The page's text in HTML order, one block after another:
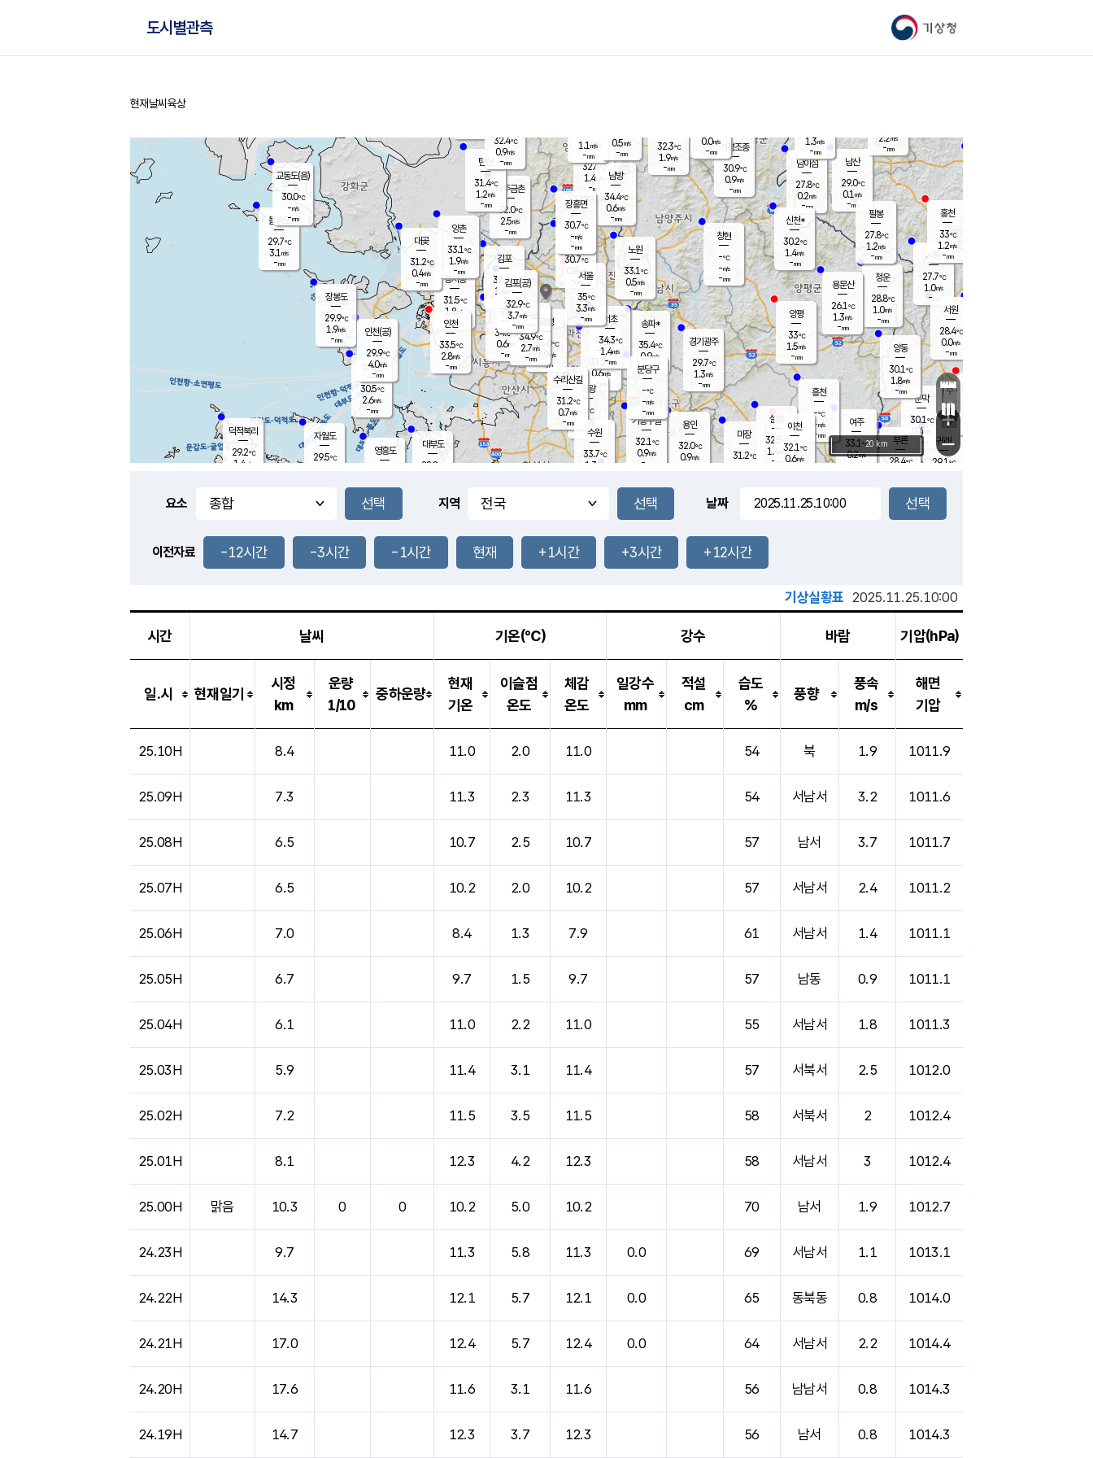
기상청
도시별관측
홈
현재날씨 육상
풍도
2.5m/s
문막
30.1℃
0.4m/s
mm
남이섬
27.8℃
0.2m/s
-mm
무의도
30.5℃
2.6m/s
-mm
영흥도
볼음도
29.7℃
3.1 m/s
-mm
자월도
29.5℃
양주
32.6℃
1.4
-mm
부론
28.4℃
과천
31.2℃
0.6m/s
- mm
남산
29.0℃
0.1 m/s
-mm
장봉도
29.9℃
1.9m/s
-mm
-mm
청운
28.8℃
1.0m/s
-mm
팔봉
27.8℃
1.2m/s
-mm
-mm
용인
32.0℃
0.9m/s
여주
33.1℃
0.2m/s
양동
30.1℃
1.8m/s
-mm
경기광주
29.7℃
1.3m/s
-mm
장호원
1.3m/s
-mm
30.9
℃
대부도
28.8
-
경서동
31.5℃
1.8 m/s
-mm
파주금촌
32.0℃
2.5m/s
-mm
가평조종
30.9℃
0.9m/s
-mm
32.3℃
1.9m/s
-mm
대곶
31.2℃
0.4m/s
-mm
신천*
30.2℃
1.4m/s
-mm
창현
-℃
-m/s
-mm
탄현
31.4℃
1.2m/s
-mm
0.0m/s
-mm
34.2℃
1.6m/s
-mm
흥천
-℃
-m/s
-mm
마장
31.2℃
의왕
- ℃
m/s
mm
김포
32.6℃
1.4 m/s
mm
설봉
32.5
1.4 m/s
- mm
광명
35.0
℃
1.9 m/s
-mm
부천
34.0℃
0.6m/s
-mm
-mm
양촌
33.1℃
1.9m/s
-mm
구로
34.9℃
2.7m/s
-mm
은평
30.7℃
0.9 m/s
- mm
노원
33.1℃
0.5m/s
-mm
송파*
35.4℃
0.9m/s
-mm
서초
34.3℃
1.4m/s
-mm
남방
34.4℃
0.6m/s
-mm
기흥구갈
32.1℃
0.9m/s
-
수리산길
31.2℃
0.7m/s
-mm
분당구
-℃
-m/s
-mm
장흥면
30.7℃
-m/s
-mm
1.1 m/s
-mm
시동
27.7℃
1.0m/s
- mm
귀래
29.1 ℃
서원
28.4℃
0.0m/s
-mm
용문산
26.1℃
1.3m/s
-mm
덕적북리
29.2℃
1.4 m/s
인천(공)
29.9℃
4.0m/s
-mm
김포(공)
32.9℃
3.7m/s
-mm
교동도(음)
30.0℃
-m/s
-mm
홍천
33℃
1.2m/s
-mm
이천
32.1℃
0.6m/s
양평
33℃
1.5m/s
-mm
수원
33.7℃
1.3 m/s
인천
33.5℃
2.8m/s
-mm
서울
35℃
3.3m/s
-mm
2.2m/s
-mm
32.4℃
0.9m/s
-mm
0.5m/s
-mm
+
−
20 km
요소 지역 날짜
이전자료 -12시간 -3시간 -1시간 현재 +1시간 +3시간 +12시간
기상실황표 2025.11.25.10:00
시간 날씨 기온(℃) 강수 바람 기압(hPa)
일.시 현재일기
시정
km
운량
1/10
중하운량
현재
기온
이슬점
온도
체감
온도
일강수
mm
적설
cm
습도
%
풍향
풍속
m/s
해면
기압
25.10H 8.4 11.0 2.0 11.0 54 북 1.9 1011.9
25.09H 7.3 11.3 2.3 11.3 54 서남서 3.2 1011.6
25.08H 6.5 10.7 2.5 10.7 57 남서 3.7 1011.7
25.07H 6.5 10.2 2.0 10.2 57 서남서 2.4 1011.2
25.06H 7.0 8.4 1.3 7.9 61 서남서 1.4 1011.1
25.05H 6.7 9.7 1.5 9.7 57 남동 0.9 1011.1
25.04H 6.1 11.0 2.2 11.0 55 서남서 1.8 1011.3
25.03H 5.9 11.4 3.1 11.4 57 서북서 2.5 1012.0
25.02H 7.2 11.5 3.5 11.5 58 서북서 2 1012.4
25.01H 8.1 12.3 4.2 12.3 58 서남서 3 1012.4
25.00H 맑음 10.3 0 0 10.2 5.0 10.2 70 남서 1.9 1012.7
24.23H 9.7 11.3 5.8 11.3 0.0 69 서남서 1.1 1013.1
24.22H 14.3 12.1 5.7 12.1 0.0 65 동북동 0.8 1014.0
24.21H 17.0 12.4 5.7 12.4 0.0 64 서남서 2.2 1014.4
24.20H 17.6 11.6 3.1 11.6 56 남남서 0.8 1014.3
24.19H 14.7 12.3 3.7 12.3 56 남서 0.8 1014.3